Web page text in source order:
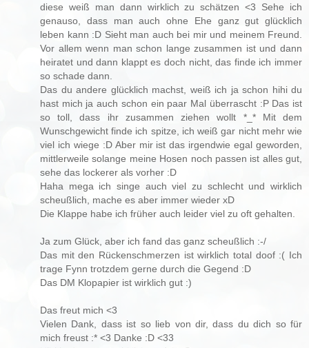
diese weiß man dann wirklich zu schätzen <3 Sehe ich
genauso, dass man auch ohne Ehe ganz gut glücklich
leben kann :D Sieht man auch bei mir und meinem Freund.
Vor allem wenn man schon lange zusammen ist und dann
heiratet und dann klappt es doch nicht, das finde ich immer
so schade dann.
Das du andere glücklich machst, weiß ich ja schon hihi du
hast mich ja auch schon ein paar Mal überrascht :P Das ist
so toll, dass ihr zusammen ziehen wollt *_* Mit dem
Wunschgewicht finde ich spitze, ich weiß gar nicht mehr wie
viel ich wiege :D Aber mir ist das irgendwie egal geworden,
mittlerweile solange meine Hosen noch passen ist alles gut,
sehe das lockerer als vorher :D
Haha mega ich singe auch viel zu schlecht und wirklich
scheußlich, mache es aber immer wieder xD
Die Klappe habe ich früher auch leider viel zu oft gehalten.
Ja zum Glück, aber ich fand das ganz scheußlich :-/
Das mit den Rückenschmerzen ist wirklich total doof :( Ich
trage Fynn trotzdem gerne durch die Gegend :D
Das DM Klopapier ist wirklich gut :)
Das freut mich <3
Vielen Dank, dass ist so lieb von dir, dass du dich so für
mich freust :* <3 Danke :D <33